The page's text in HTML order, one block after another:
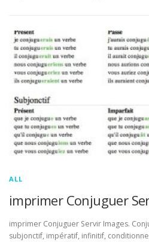
ALL
imprimer Conjuguer
imprimer Conjuguer Servir Images.
subjonctif, impératif, infinitif,